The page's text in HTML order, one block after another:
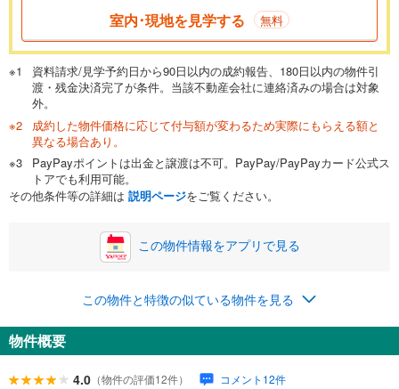
一般的には最長35年まで借り入れ可能です。多くの金融機関
が完済時の年齢は80歳までを条件としています。
閉じる
頭金 万円
0万円 4,490万円
自己資金から住宅購入にかけられる金額を入力してくださ
い。一般的には物件価格の2割までが目安です。
閉じる
ボーナス
万円
0円
ナス時の増額分（1回分）を入力してください。
ボーナス払いの限度額は金融機関によって異なります。
閉じる
月々の返済額
ローン返済額 116,553円（頭金比率 0%）
室内･現地を見学する 無料
資料請求/見学予約日から90日以内の成約報告、180日以内の物件引
渡・残金決済完了が条件。当該不動産会社に連絡済みの場合は対象
外。
成約した物件価格に応じて付与額が変わるため実際にもらえる額と
異なる場合あり。
PayPayポイントは出金と譲渡は不可。PayPay/PayPayカード公式ス
トアでも利用可能。
その他条件等の詳細は 説明ページをご覧ください。
この物件情報をアプリで見る
この物件と特徴の似ている物件を見る
物件概要
4.0 （物件の評価12件） コメント12件